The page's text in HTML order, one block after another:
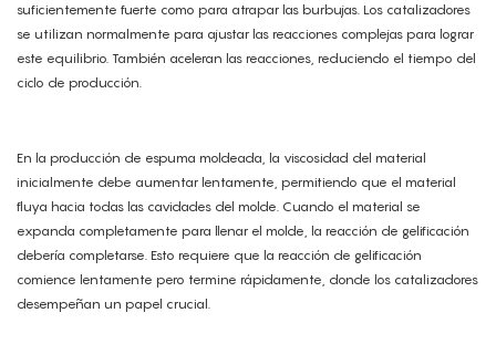
suficientemente fuerte como para atrapar las burbujas. Los catalizadores
se utilizan normalmente para ajustar las reacciones complejas para lograr
este equilibrio. También aceleran las reacciones, reduciendo el tiempo del
ciclo de producción.
En la producción de espuma moldeada, la viscosidad del material
inicialmente debe aumentar lentamente, permitiendo que el material
fluya hacia todas las cavidades del molde. Cuando el material se
expanda completamente para llenar el molde, la reacción de gelificación
debería completarse. Esto requiere que la reacción de gelificación
comience lentamente pero termine rápidamente, donde los catalizadores
desempeñan un papel crucial.